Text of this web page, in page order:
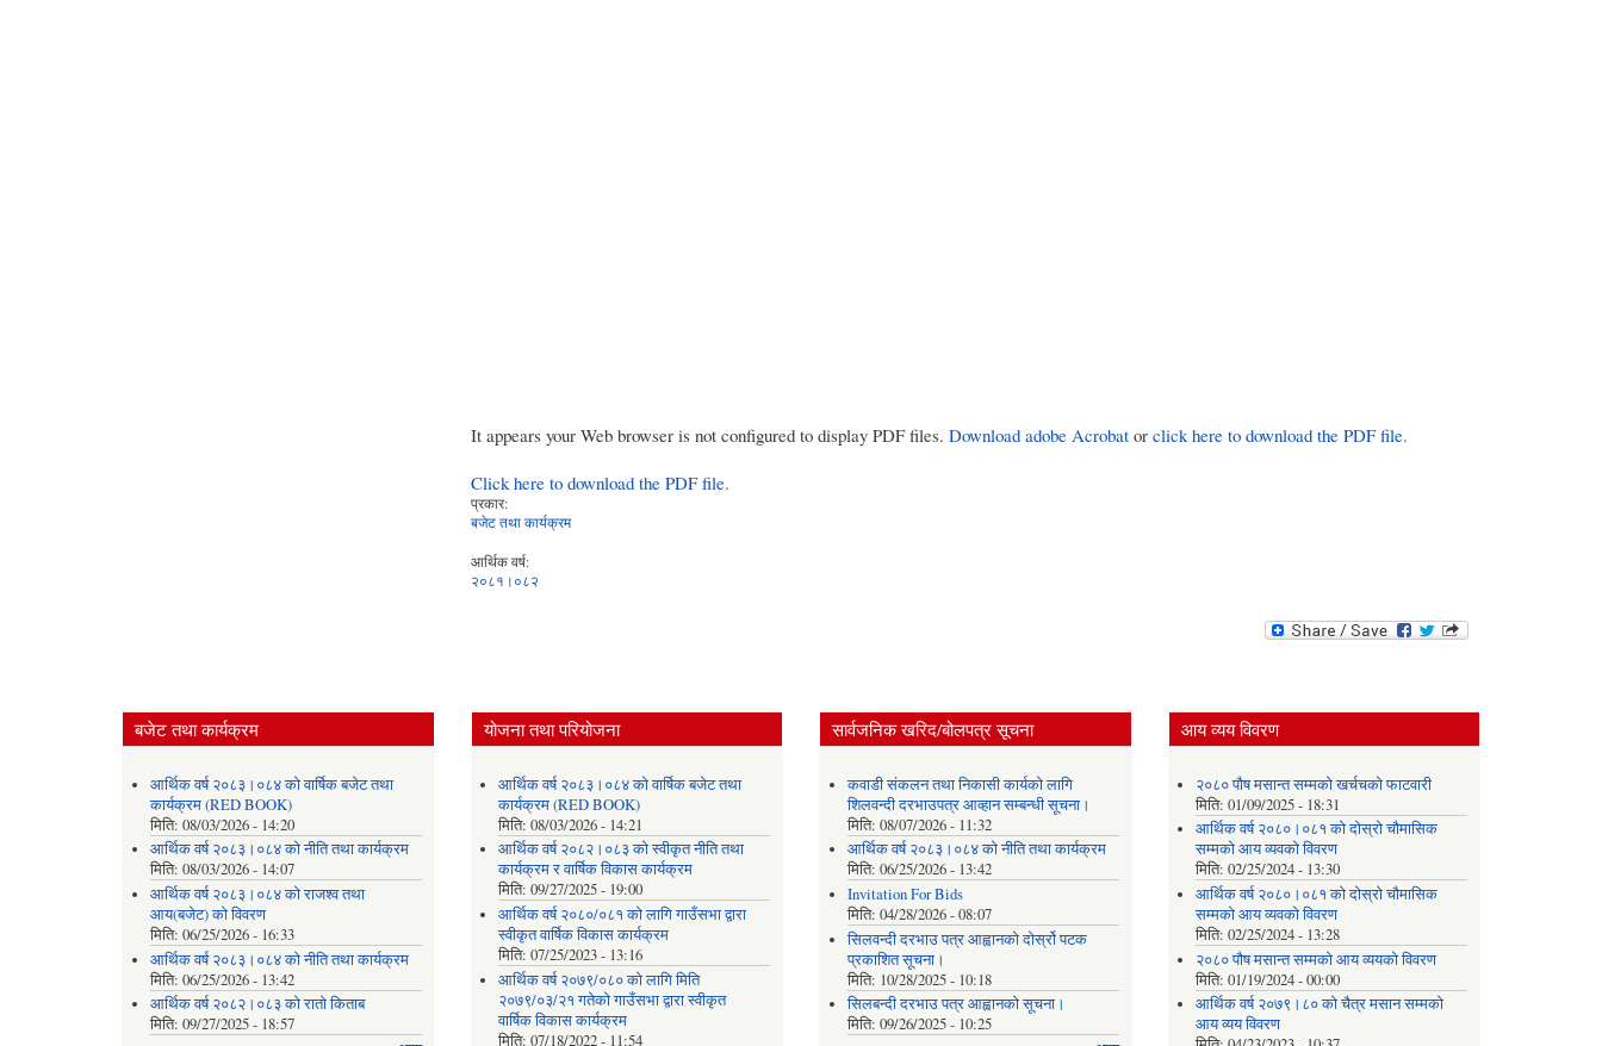
It appears your Web browser is not configured to display PDF files. Download adobe Acrobat or click here to download the PDF file.
Click here to download the PDF file.
प्रकार:
बजेट तथा कार्यक्रम
आर्थिक वर्ष:
२०८१।०८२
बजेट तथा कार्यक्रम
आर्थिक वर्ष २०८३।०८४ को वार्षिक बजेट तथा
कार्यक्रम (RED BOOK)
मिति: 08/03/2026 - 14:20
आर्थिक वर्ष २०८३।०८४ को नीति तथा कार्यक्रम
मिति: 08/03/2026 - 14:07
आर्थिक वर्ष २०८३।०८४ को राजश्व तथा
आय(बजेट) को विवरण
मिति: 06/25/2026 - 16:33
आर्थिक वर्ष २०८३।०८४ को नीति तथा कार्यक्रम
मिति: 06/25/2026 - 13:42
आर्थिक वर्ष २०८२।०८३ को रातो किताब
मिति: 09/27/2025 - 18:57
योजना तथा परियोजना
आर्थिक वर्ष २०८३।०८४ को वार्षिक बजेट तथा
कार्यक्रम (RED BOOK)
मिति:08/03/2026 - 14:21
आर्थिक वर्ष २०८२।०८३ को स्वीकृत नीति तथा
कार्यक्रम र वार्षिक विकास कार्यक्रम
मिति:09/27/2025 - 19:00
आर्थिक वर्ष २०८०/०८१ को लागि गाउँसभा द्वारा
स्वीकृत वार्षिक विकास कार्यक्रम
मिति:07/25/2023 - 13:16
आर्थिक वर्ष २०७९/०८० को लागि मिति
२०७९/०३/२१ गतेको गाउँसभा द्वारा स्वीकृत
वार्षिक विकास कार्यक्रम
मिति:07/18/2022 - 11:54
सार्वजनिक खरिद/बोलपत्र सूचना
कवाडी संकलन तथा निकासी कार्यको लागि
शिलवन्दी दरभाउपत्र आव्हान सम्बन्धी सूचना।
मिति: 08/07/2026 - 11:32
आर्थिक वर्ष २०८३।०८४ को नीति तथा कार्यक्रम
मिति: 06/25/2026 - 13:42
Invitation For Bids
मिति: 04/28/2026 - 08:07
सिलवन्दी दरभाउ पत्र आह्वानको दोर्स्रो पटक
प्रकाशित सूचना।
मिति: 10/28/2025 - 10:18
सिलबन्दी दरभाउ पत्र आह्वानको सूचना।
मिति: 09/26/2025 - 10:25
आय व्यय विवरण
२०८० पौष मसान्त सम्मको खर्चचको फाटवारी
मिति:01/09/2025 - 18:31
आर्थिक वर्ष २०८०।०८१ को दोस्रो चौमासिक
सम्मको आय व्यवको विवरण
मिति:02/25/2024 - 13:30
आर्थिक वर्ष २०८०।०८१ को दोस्रो चौमासिक
सम्मको आय व्यवको विवरण
मिति:02/25/2024 - 13:28
२०८० पौष मसान्त सम्मको आय व्ययको विवरण
मिति:01/19/2024 - 00:00
आर्थिक वर्ष २०७९।८० को चैत्र मसान सम्मको
आय व्यय विवरण